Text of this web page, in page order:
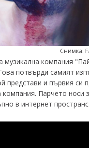
Снимка:
музикална компания
потвърди самият
представи и първия си
компания. Парчето носи
в интернет